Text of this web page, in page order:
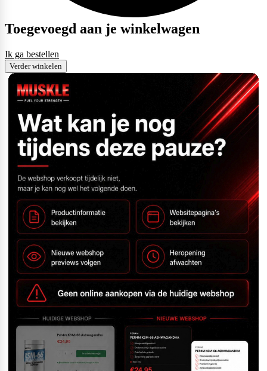
Toegevoegd aan je winkelwagen
Ik ga bestellen
Verder winkelen